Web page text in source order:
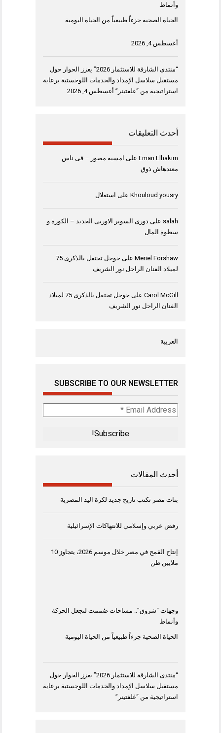
وأنماط
الحياة الصحية جزءاً طبيعياً من الحياة اليومية
أغسطس 4, 2026
“منتدى الشارقة للاستثمار 2026” يعزز الحوار حول
مستقبل سلاسل الإمداد والخدمات اللوجستية برعاية
استراتيجية من “غلفتينر” أغسطس 4, 2026
أحدث التعليقات
Eman Elhakim على امسية مصور – فى ناس
معندهاش ذوق
Khouloud yousry على استغلال
salah على دورى السوبر الاوربى الجديد – الكورة و
سطوة المال
Meriel Forshaw على
جوجل تحتفل بالذكرى 75
لميلاد الفنان الراحل نور الشريف
Carol McGill على
جوجل تحتفل بالذكرى 75 لميلاد
الفنان الراحل نور الشريف
العربية
SUBSCRIBE TO OUR NEWSLETTER
Email
Address
أحدث المقالات
بنات مصر تكتب تاريخ جديد لكرة اليد المصرية
رفض عربي وإسلامي للانتهاكات الإسرائيلية
إنتاج القمح في مصر خلال موسم 2026، يتجاوز 10
ملايين طن
وجهات “شروق”.. مساحات صُممت لتجعل الحركة
وأنماط
الحياة الصحية جزءاً طبيعياً من الحياة اليومية
“منتدى الشارقة للاستثمار 2026” يعزز الحوار حول
مستقبل سلاسل الإمداد والخدمات اللوجستية برعاية
استراتيجية من “غلفتينر”